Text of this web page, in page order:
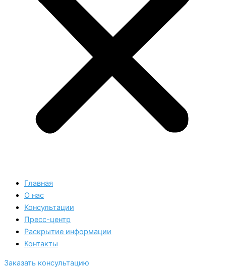
Главная
О нас
Консультации
Пресс-центр
Раскрытие информации
Контакты
Заказать консультацию